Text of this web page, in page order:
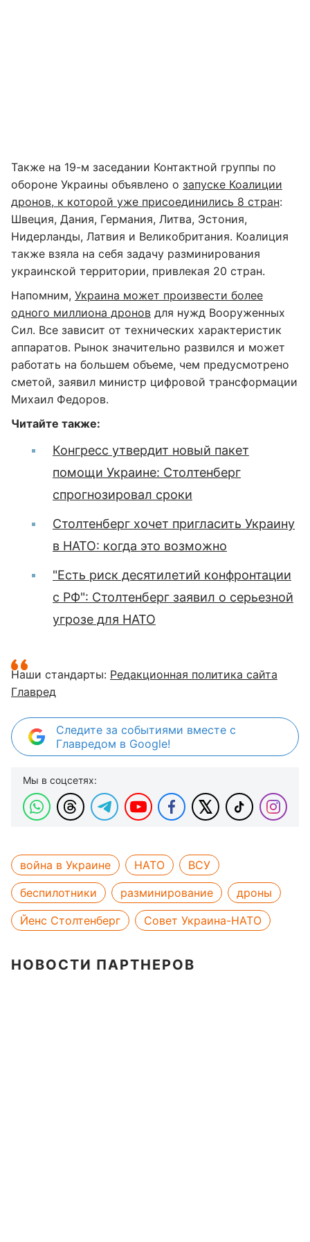
Также на 19-м заседании Контактной группы по
обороне Украины объявлено о запуске Коалиции
дронов, к которой уже присоединились 8 стран:
Швеция, Дания, Германия, Литва, Эстония,
Нидерланды, Латвия и Великобритания. Коалиция
также взяла на себя задачу разминирования
украинской территории, привлекая 20 стран.
Напомним, Украина может произвести более
одного миллиона дронов для нужд Вооруженных
Сил. Все зависит от технических характеристик
аппаратов. Рынок значительно развился и может
работать на большем объеме, чем предусмотрено
сметой, заявил министр цифровой трансформации
Михаил Федоров.
Читайте также:
Конгресс утвердит новый пакет
помощи Украине: Столтенберг
спрогнозировал сроки
Столтенберг хочет пригласить Украину
в НАТО: когда это возможно
"Есть риск десятилетий конфронтации
с РФ": Столтенберг заявил о серьезной
угрозе для НАТО
Наши стандарты: Редакционная политика сайта
Главред
Следите за событиями вместе с
Главредом в Google!
Мы в соцсетях:
война в Украине НАТО
ВСУ
беспилотники
разминирование
дроны
Йенс Столтенберг
Совет Украина-НАТО
НОВОСТИ ПАРТНЕРОВ